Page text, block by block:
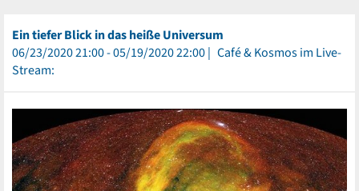
Ein tiefer Blick in das heiße Universum
06/23/2020 21:00 - 05/19/2020 22:00
Café & Kosmos im Live-
Stream: